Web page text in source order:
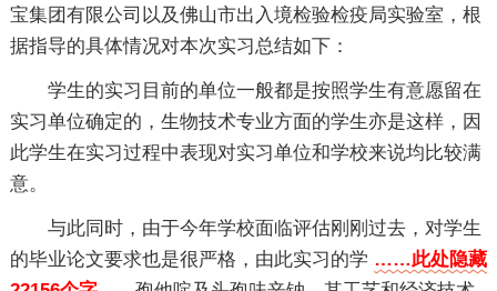
宝集团有限公司以及佛山市出入境检验检疫局实验室，根
据指导的具体情况对本次实习总结如下：
学生的实习目前的单位一般都是按照学生有意愿留在
实习单位确定的，生物技术专业方面的学生亦是这样，因
此学生在实习过程中表现对实习单位和学校来说均比较满
意。
与此同时，由于今年学校面临评估刚刚过去，对学生
的毕业论文要求也是很严格，由此实习的学 ……此处隐藏